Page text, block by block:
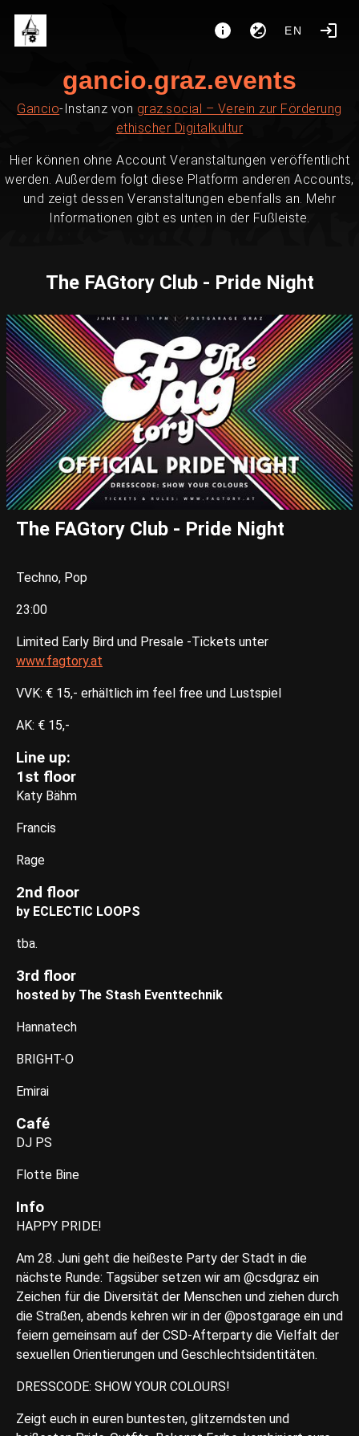
EN
gancio.graz.events
Gancio-Instanz von graz.social – Verein zur Förderung
ethischer Digitalkultur
Hier können ohne Account Veranstaltungen veröffentlicht
werden. Außerdem folgt diese Platform anderen Accounts,
und zeigt dessen Veranstaltungen ebenfalls an. Mehr
Informationen gibt es unten in der Fußleiste.
The FAGtory Club - Pride Night
The FAGtory Club - Pride Night
Techno, Pop
23:00
Limited Early Bird und Presale -Tickets unter
www.fagtory.at
VVK: € 15,- erhältlich im feel free und Lustspiel
AK: € 15,-
Line up:
1st floor
Katy Bähm
Francis
Rage
2nd floor
by ECLECTIC LOOPS
tba.
3rd floor
hosted by The Stash Eventtechnik
Hannatech
BRIGHT-O
Emirai
Café
DJ PS
Flotte Bine
Info
HAPPY PRIDE!
Am 28. Juni geht die heißeste Party der Stadt in die
nächste Runde: Tagsüber setzen wir am @csdgraz ein
Zeichen für die Diversität der Menschen und ziehen durch
die Straßen, abends kehren wir in der @postgarage ein und
feiern gemeinsam auf der CSD-Afterparty die Vielfalt der
sexuellen Orientierungen und Geschlechtsidentitäten.
DRESSCODE: SHOW YOUR COLOURS!
Zeigt euch in euren buntesten, glitzerndsten und